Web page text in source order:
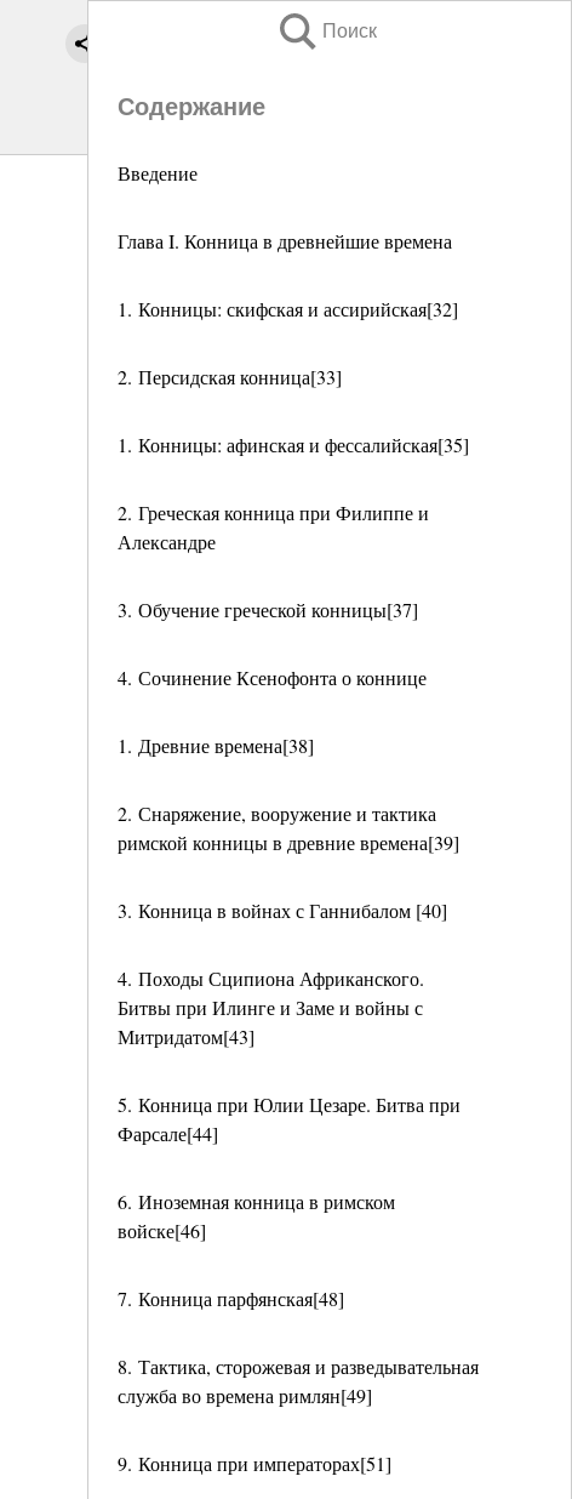
Поиск
Содержание
Введение
Глава I. Конница в древнейшие времена
1. Конницы: скифская и ассирийская[32]
2. Персидская конница[33]
1. Конницы: афинская и фессалийская[35]
2. Греческая конница при Филиппе и
Александре
3. Обучение греческой конницы[37]
4. Сочинение Ксенофонта о коннице
1. Древние времена[38]
2. Снаряжение, вооружение и тактика
римской конницы в древние времена[39]
3. Конница в войнах с Ганнибалом [40]
4. Походы Сципиона Африканского.
Битвы при Илинге и Заме и войны с
Митридатом[43]
5. Конница при Юлии Цезаре. Битва при
Фарсале[44]
6. Иноземная конница в римском
войске[46]
7. Конница парфянская[48]
8. Тактика, сторожевая и разведывательная
служба во времена римлян[49]
9. Конница при императорах[51]